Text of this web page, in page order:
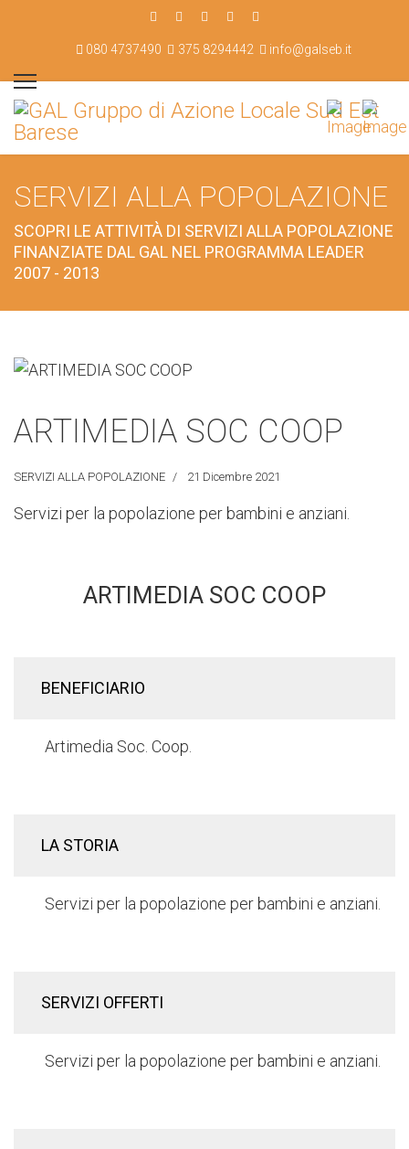
080 4737490 375 8294442 info@galseb.it
SERVIZI ALLA POPOLAZIONE
SCOPRI LE ATTIVITÀ DI SERVIZI ALLA POPOLAZIONE
FINANZIATE DAL GAL NEL PROGRAMMA LEADER
2007 - 2013
ARTIMEDIA SOC COOP
SERVIZI ALLA POPOLAZIONE 21 Dicembre 2021
Servizi per la popolazione per bambini e anziani.
ARTIMEDIA SOC COOP
BENEFICIARIO
Artimedia Soc. Coop.
LA STORIA
Servizi per la popolazione per bambini e anziani.
SERVIZI OFFERTI
Servizi per la popolazione per bambini e anziani.